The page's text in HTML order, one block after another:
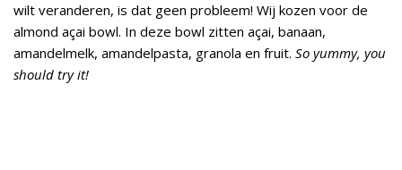
wilt veranderen, is dat geen probleem! Wij kozen voor de
almond açai bowl. In deze bowl zitten açai, banaan,
amandelmelk, amandelpasta, granola en fruit. So yummy, you
should try it!